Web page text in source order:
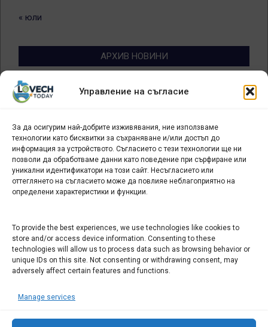
Управление на съгласие
За да осигурим най-добрите изживявания, ние използваме
технологии като бисквитки за съхраняване и/или достъп до
информация за устройството. Съгласието с тези технологии ще ни
позволи да обработваме данни като поведение при сърфиране или
уникални идентификатори на този сайт. Несъгласието или
оттеглянето на съгласието може да повлияе неблагоприятно на
определени характеристики и функции.
To provide the best experiences, we use technologies like cookies to
store and/or access device information. Consenting to these
technologies will allow us to process data such as browsing behavior or
unique IDs on this site. Not consenting or withdrawing consent, may
adversely affect certain features and functions.
Manage services
« юли
АРХИВ НОВИНИ
Архив
новини
БИЗНЕС
Арт галерия "Мостове" – магазин за изкуство
СЕВЕРОЗАПАДА ИНФОРМАЦИОНЕН БИЗНЕС
ТУРИСТИЧЕСКИ КЛЪСТЕР
ИНСТИТУЦИИ В ЛОВЕЧ
Административен съд Ловеч
Областна администрация Ловеч
ОДМВР Ловеч
Окръжен съд Ловеч